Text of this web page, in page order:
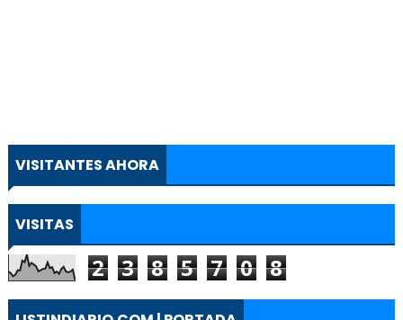
VISITANTES AHORA
VISITAS
2 3 8 5 7 0 8